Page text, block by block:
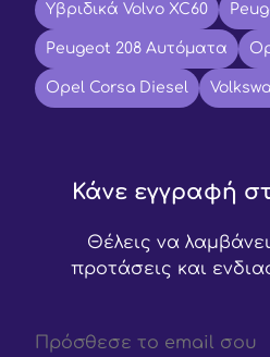
Υβριδικά Volvo XC60
Peugeot 208 Αυτόματα
Opel Corsa Diesel
Κάνε εγγραφή
Θέλεις να
προτάσεις και